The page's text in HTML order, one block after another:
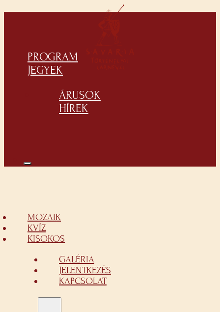
PROGRAM
JEGYEK
ÁRUSOK
HÍREK
MOZAIK
KVÍZ
KISOKOS
GALÉRIA
JELENTKEZÉS
KAPCSOLAT